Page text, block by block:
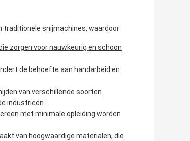
traditionele snijmachines, waardoor
zorgen voor nauwkeurig en schoon
de behoefte aan handarbeid en
van verschillende soorten
industrieën.
met minimale opleiding worden
van hoogwaardige materialen, die